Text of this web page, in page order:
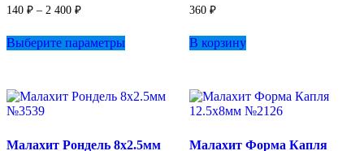
140 ₽ – 2 400 ₽Диапазон
140 ₽
–
Выберите параметры
Опции
на
360 ₽
В корзину
Малахит Рондель 8х2.5мм
Малахит Форма Капля